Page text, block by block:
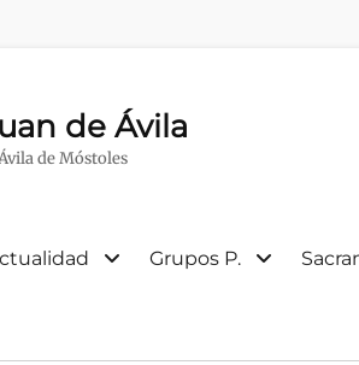
de Ávila
de Móstoles
Grupos P.